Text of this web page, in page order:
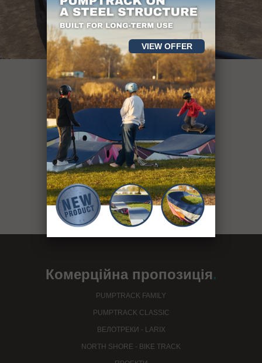
понад 400
спортивних
об'єктів
see our projects
Комерційна пропозиція.
PUMPTRACK FAMILY
PUMPTRACK CLASSIC
ВЕЛОТРЕКИ - LARIX
NORTH SHORE - BIKE TRACK
VIEW OFFER